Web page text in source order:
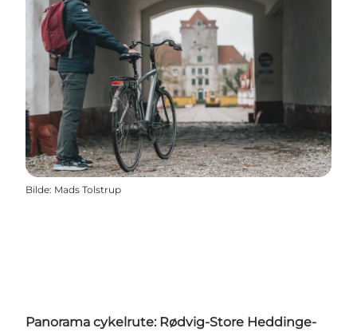
Bilde: Mads Tolstrup
Panorama cykelrute: Rødvig-Store Heddinge-